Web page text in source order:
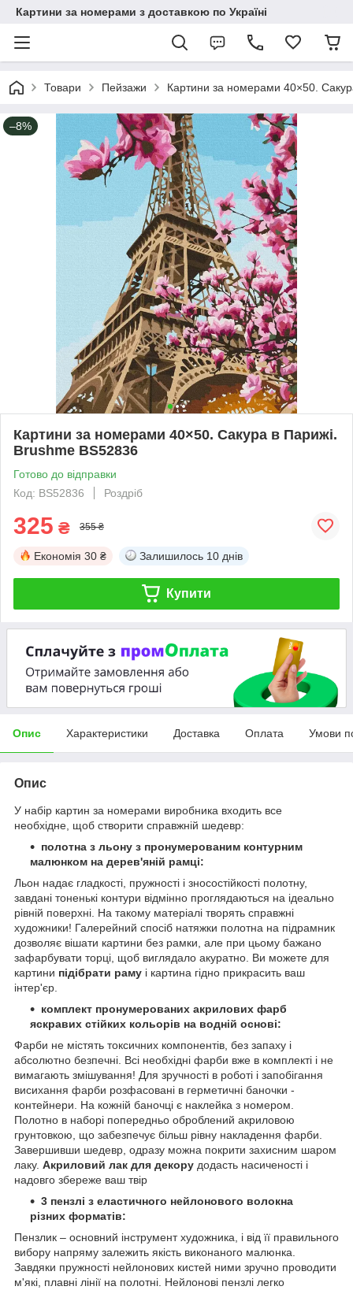
Картини за номерами з доставкою по Україні
Товари Пейзажи Картини за номерами 40×50.
–8%
Картини за номерами 40×50. Сакура в Парижі.
Brushme BS52836
Готово до відправки
Код: BS52836
Роздріб
325 ₴ 355 ₴
Економія 30 ₴ Залишилось 10 днів
Купити
Опис Характеристики Доставка Оплата Умови
Опис
У набір картин за номерами виробника входить все
необхідне, щоб створити справжній шедевр:
полотна з льону з пронумерованим контурним
малюнком на дерев'яній рамці:
Льон надає гладкості, пружності і зносостійкості полотну,
завдані тоненькі контури відмінно проглядаються на ідеально
рівній поверхні. На такому матеріалі творять справжні
художники! Галерейний спосіб натяжки полотна на підрамник
дозволяє вішати картини без рамки, але при цьому бажано
зафарбувати торці, щоб виглядало акуратно. Ви можете для
картини підібрати раму і картина гідно прикрасить ваш
інтер'єр.
комплект пронумерованих акрилових фарб
яскравих стійких кольорів на водній основі:
Фарби не містять токсичних компонентів, без запаху і
абсолютно безпечні. Всі необхідні фарби вже в комплекті і не
вимагають змішування! Для зручності в роботі і запобігання
висихання фарби розфасовані в герметичні баночки -
контейнери. На кожній баночці є наклейка з номером.
Полотно в наборі попередньо оброблений акриловою
грунтовкою, що забезпечує більш рівну накладення фарби.
Завершивши шедевр, одразу можна покрити захисним шаром
лаку. Акриловий лак для декору додасть насиченості і
надовго збереже ваш твір
3 пензлі з еластичного нейлонового волокна
різних форматів:
Пензлик – основний інструмент художника, і від її правильного
вибору напряму залежить якість виконаного малюнка.
Завдяки пружності нейлонових кистей ними зручно проводити
м'які, плавні лінії на полотні. Нейлонові пензлі легко